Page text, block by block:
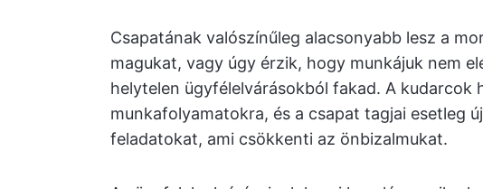
Csapatának valószínűleg alacsonyabb lesz a
magukat, vagy úgy érzik, hogy munkájuk nem
helytelen ügyfélelvárásokból fakad. A kudarcok
munkafolyamatokra, és a csapat tagjai esetleg
feladatokat, ami csökkenti az önbizalmukat.